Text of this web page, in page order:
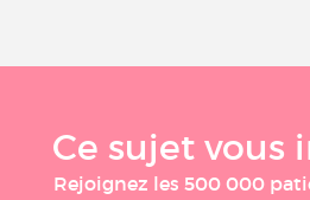
Ce sujet vous
Rejoignez les 500 000